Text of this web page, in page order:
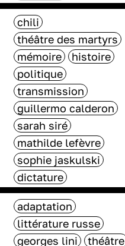
chili
théâtre des martyrs
mémoire
histoire
politique
transmission
guillermo calderon
sarah siré
mathilde lefèvre
sophie jaskulski
dictature
adaptation
littérature russe
georges lini
théâtre